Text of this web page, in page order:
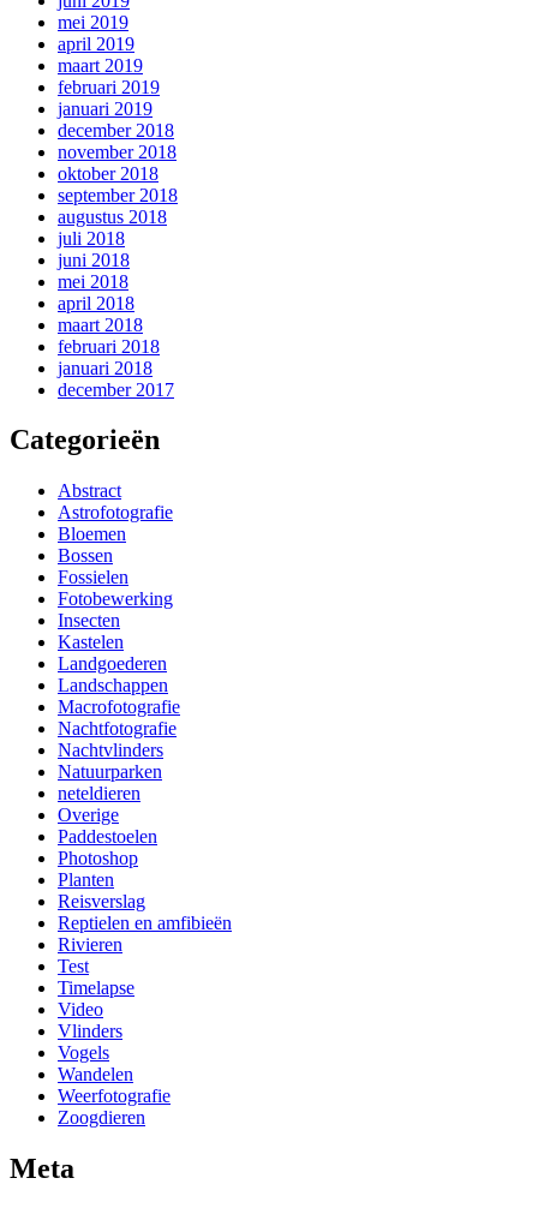
mei 2019
april 2019
maart 2019
februari 2019
januari 2019
december 2018
november 2018
oktober 2018
september 2018
augustus 2018
juli 2018
juni 2018
mei 2018
april 2018
maart 2018
februari 2018
januari 2018
december 2017
Categorieën
Abstract
Astrofotografie
Bloemen
Bossen
Fossielen
Fotobewerking
Insecten
Kastelen
Landgoederen
Landschappen
Macrofotografie
Nachtfotografie
Nachtvlinders
Natuurparken
neteldieren
Overige
Paddestoelen
Photoshop
Planten
Reisverslag
Reptielen en amfibieën
Rivieren
Test
Timelapse
Video
Vlinders
Vogels
Wandelen
Weerfotografie
Zoogdieren
Meta